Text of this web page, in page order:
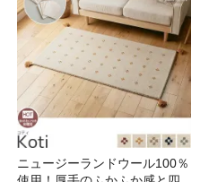
ニュージーランドウール100％